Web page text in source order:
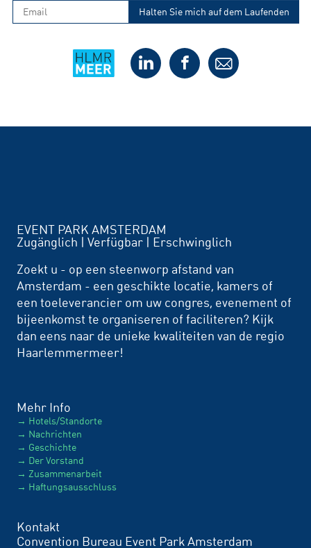
EVENT PARK AMSTERDAM
Zugänglich | Verfügbar | Erschwinglich
Zoekt u - op een steenworp afstand van
Amsterdam - een geschikte locatie, kamers of
een toeleverancier om uw congres, evenement of
bijeenkomst te organiseren of faciliteren? Kijk
dan eens naar de unieke kwaliteiten van de regio
Haarlemmermeer!
Mehr Info
Hotels/Standorte
Nachrichten
Geschichte
Der Vorstand
Zusammenarbeit
Haftungsausschluss
Kontakt
Convention Bureau Event Park Amsterdam